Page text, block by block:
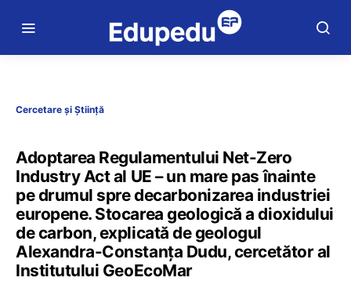
Cercetare și Știință
Adoptarea Regulamentului Net-Zero
Industry Act al UE – un mare pas înainte
pe drumul spre decarbonizarea industriei
europene. Stocarea geologică a dioxidului
de carbon, explicată de geologul
Alexandra-Constanța Dudu, cercetător al
Institutului GeoEcoMar